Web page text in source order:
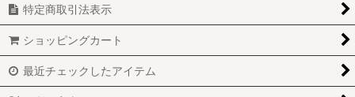
プロフェム新規導入セット
コロナに負けない応援
コロナ対策
アウトレット
特定商取引法表示
ショッピングカート
最近チェックしたアイテム